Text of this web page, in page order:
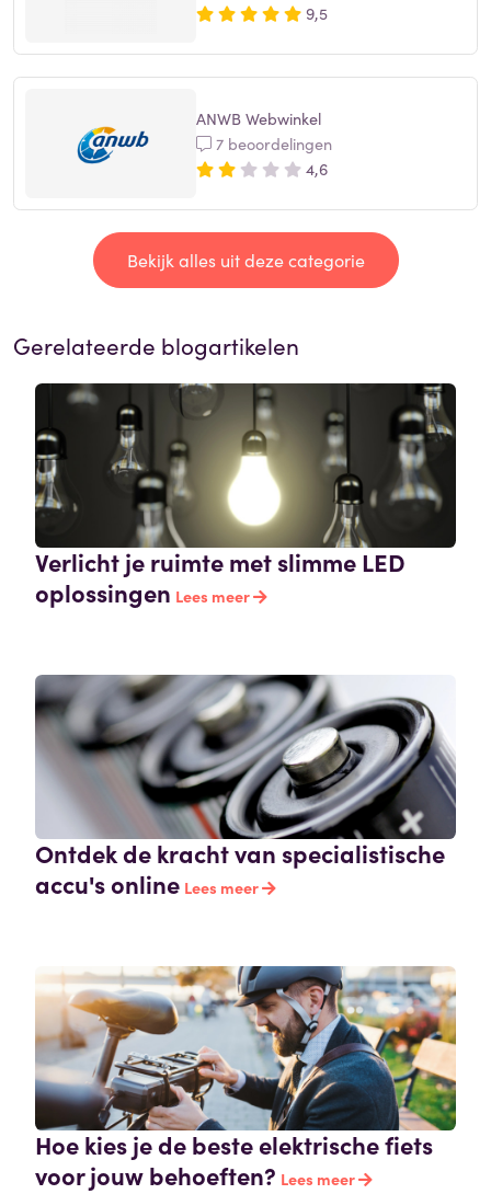
9,5
ANWB Webwinkel
7 beoordelingen
4,6
Bekijk alles uit deze categorie
Gerelateerde blogartikelen
Verlicht je ruimte met slimme LED
oplossingen Lees meer
Ontdek de kracht van specialistische
accu's online Lees meer
Hoe kies je de beste elektrische fiets
voor jouw behoeften? Lees meer